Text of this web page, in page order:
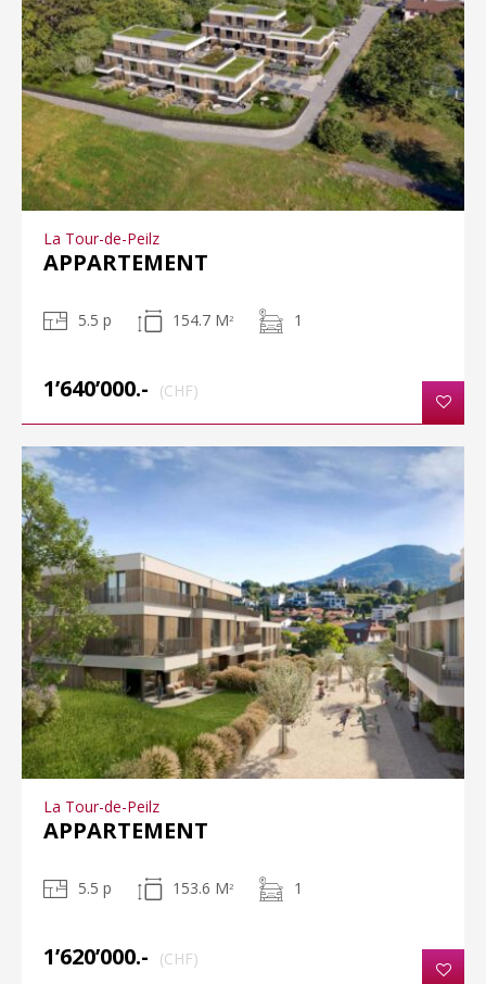
La Tour-de-Peilz
APPARTEMENT
5.5 p 154.7 M 2 1
1’640’000.- (CHF)
La Tour-de-Peilz
APPARTEMENT
5.5 p 153.6 M 2 1
1’620’000.- (CHF)